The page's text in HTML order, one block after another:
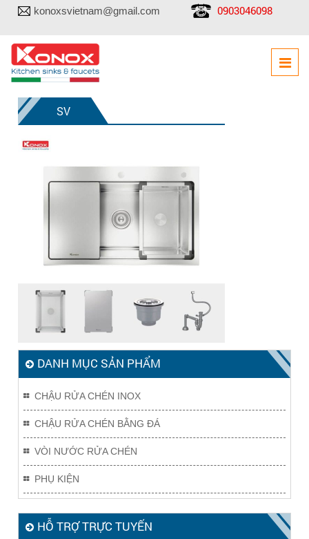
konoxsvietnam@gmail.com 0903046098
SV
DANH MỤC SẢN PHẨM
CHẬU RỬA CHÉN INOX
CHẬU RỬA CHÉN BẰNG ĐÁ
VÒI NƯỚC RỬA CHÉN
PHỤ KIỆN
HỖ TRỢ TRỰC TUYẾN